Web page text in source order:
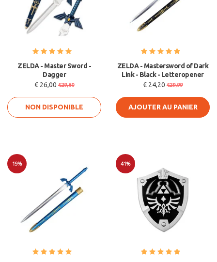
ZELDA - Master Sword -
Dagger
€ 26,00 €29,60
NON DISPONIBLE
ZELDA - Mastersword of Dark
Link - Black - Letteropener
€ 24,20 €29,99
AJOUTER AU PANIER
19% 41%